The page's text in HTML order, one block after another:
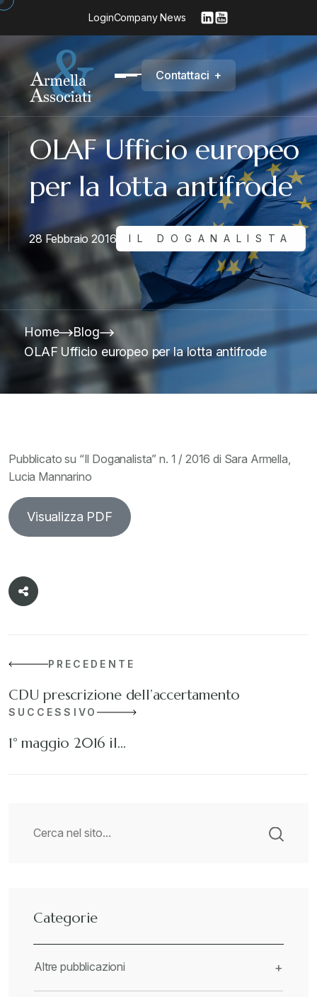
LoginCompany News
Contattaci +
OLAF Ufficio europeo
per la lotta antifrode
28 Febbraio 2016 IL DOGANALISTA
Home
Blog
OLAF Ufficio europeo per la lotta antifrode
Pubblicato su “Il Doganalista” n. 1 / 2016 di Sara Armella,
Lucia Mannarino
Visualizza PDF
PRECEDENTE
CDU prescrizione dell’accertamento
SUCCESSIVO
1° maggio 2016 il…
Categorie
Altre pubblicazioni +